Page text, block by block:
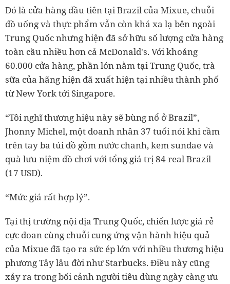
Đó là cửa hàng đầu tiên tại Brazil của Mixue, chuỗi
đồ uống và thực phẩm vẫn còn khá xa lạ bên ngoài
Trung Quốc nhưng hiện đã sở hữu số lượng cửa hàng
toàn cầu nhiều hơn cả McDonald's. Với khoảng
60.000 cửa hàng, phần lớn nằm tại Trung Quốc, trà
sữa của hãng hiện đã xuất hiện tại nhiều thành phố
từ New York tới Singapore.
“Tôi nghĩ thương hiệu này sẽ bùng nổ ở Brazil”,
Jhonny Michel, một doanh nhân 37 tuổi nói khi cầm
trên tay ba túi đồ gồm nước chanh, kem sundae và
quà lưu niệm đồ chơi với tổng giá trị 84 real Brazil
(17 USD).
“Mức giá rất hợp lý”.
Tại thị trường nội địa Trung Quốc, chiến lược giá rẻ
cực đoan cùng chuỗi cung ứng vận hành hiệu quả
của Mixue đã tạo ra sức ép lớn với nhiều thương hiệu
phương Tây lâu đời như Starbucks. Điều này cũng
xảy ra trong bối cảnh người tiêu dùng ngày càng ưu